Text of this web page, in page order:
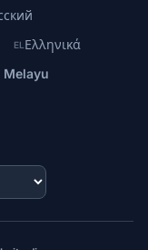
EL Ελληνικά
Melayu